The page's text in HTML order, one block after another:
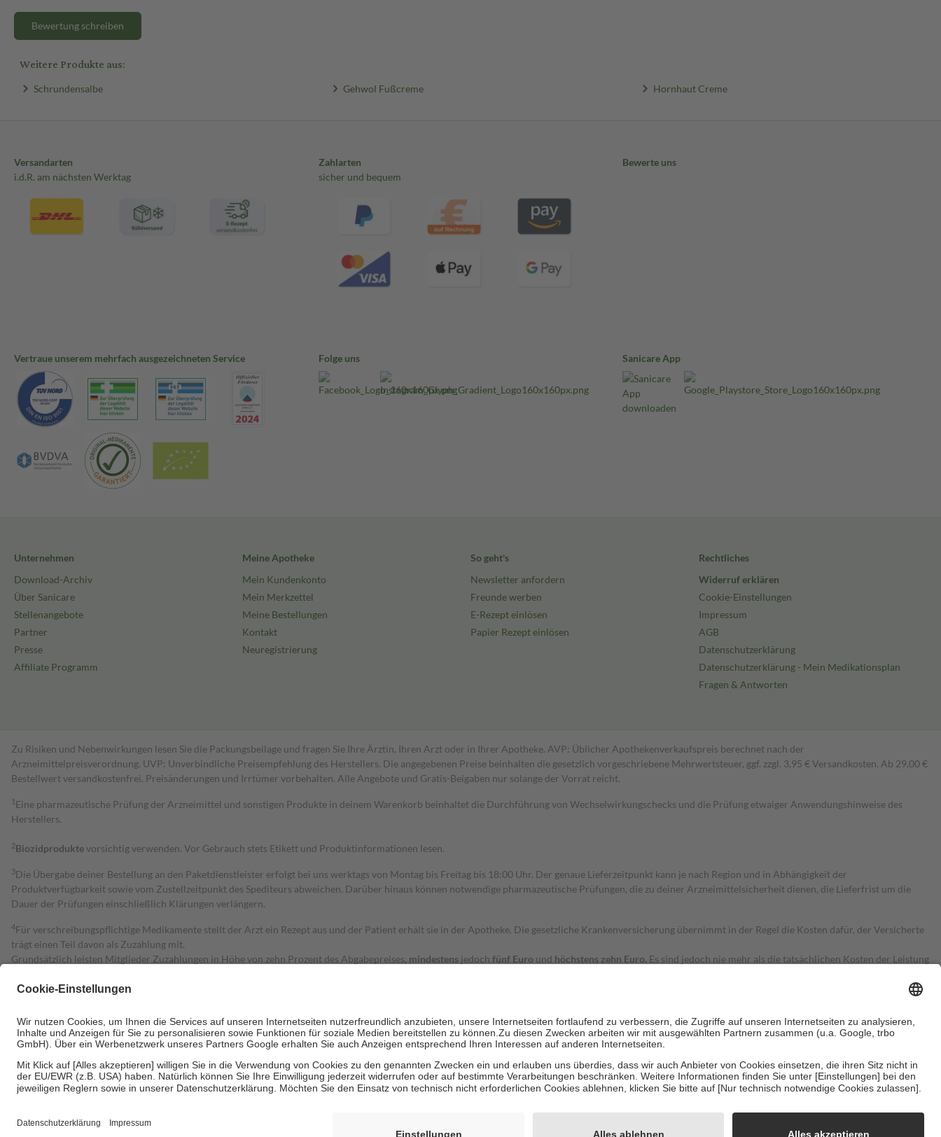
Bewertung schreiben
Weitere Produkte aus:
Schrundensalbe Gehwol Fußcreme Hornhaut Creme
Versandarten
i.d.R. am nächsten Werktag
Zahlarten
sicher und bequem
Bewerte uns
Vertraue unserem mehrfach ausgezeichneten Service Folge uns Sanicare App
Unternehmen
Download-Archiv
Über Sanicare
Stellenangebote
Partner
Presse
Affiliate Programm
Meine Apotheke
Mein Kundenkonto
Mein Merkzettel
Meine Bestellungen
Kontakt
Neuregistrierung
So geht's
Newsletter anfordern
Freunde werben
E-Rezept einlösen
Papier Rezept einlösen
Rechtliches
Widerruf erklären
Cookie-Einstellungen
Impressum
AGB
Datenschutzerklärung
Datenschutzerklärung - Mein Medikationsplan
Fragen & Antworten
Zu Risiken und Nebenwirkungen lesen Sie die Packungsbeilage und fragen Sie Ihre Ärztin, Ihren Arzt oder in Ihrer Apotheke. AVP: Üblicher Apothekenverkaufspreis berechnet nach der
Arzneimittelpreisverordnung. UVP: Unverbindliche Preisempfehlung des Herstellers. Die angegebenen Preise beinhalten die gesetzlich vorgeschriebene Mehrwertsteuer, ggf. zzgl. 3,95 € Versandkosten. Ab 29,00 €
Bestell­wert versand­kosten­frei. Preisänderungen und Irrtümer vorbehalten. Alle Angebote und Gratis-Beigaben nur solange der Vorrat reicht.
1 Eine pharmazeutische Prüfung der Arzneimittel und sonstigen Produkte in deinem Warenkorb beinhaltet die Durchführung von Wechselwirkungschecks und die Prüfung etwaiger Anwendungshinweise des
Herstellers.
2Biozidproduktevorsichtig verwenden. Vor Gebrauch stets Etikett und Produktinformationen lesen.
3Die Übergabe deiner Bestellung an den Paketdienstleister erfolgt bei uns werktags von Montag bis Freitag bis 18:00 Uhr. Der genaue Lieferzeitpunkt kann je nach Region und in Abhängigkeit der
Produktverfügbarkeit sowie vom Zustellzeitpunkt des Spediteurs abweichen. Darüber hinaus können notwendige pharmazeutische Prüfungen, die zu deiner Arzneimittelsicherheit dienen, die Lieferfrist um die
Dauer der Prüfungen einschließlich Klärungen verlängern.
4Für verschreibungspflichtige Medikamente stellt der Arzt ein Rezept aus und der Patient erhält sie in der Apotheke. Die gesetzliche Krankenversicherung übernimmt in der Regel die Kosten dafür, der Versicherte
trägt einen Teil davon als Zuzahlung mit.
Grundsätzlich leisten Mitglieder Zuzahlungen in Höhe von zehn Prozent des Abgabepreises, mindestens jedoch fünf Euro und höchstens zehn Euro. Es sind jedoch nie mehr als die tatsächlichen Kosten der Leistung
Diese Regeln gelten grundsätzlich auch für Online-Apotheken.
Um das Engagement der Versicherten für ihre eigene Gesundheit zu stärken und die besondere Stellung der Familie zu unterstützen, fallenkeine Zuzahlungen an bei:
• Kindern und Jugendlichen bis zum vollendeten 18. Lebensjahr mit Ausnahme der Fahrkosten
• Untersuchungen zur Vorsorge und Früherkennung, die von der GKV getragen werden
• empfohlenen Schutzimpfungen
• Harn- und Blutteststreifen
Informationen findest du hier: https://help.etrusted.com/hc/de/articles/4419944605341